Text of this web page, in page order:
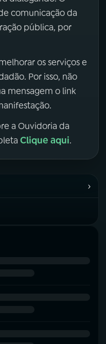
comunicação da
pública, por
os serviços e
Por isso, não
mensagem o link
a Ouvidoria da
Clique aqui.
›